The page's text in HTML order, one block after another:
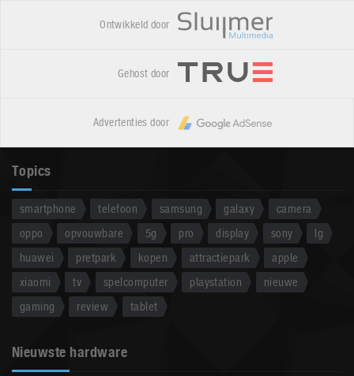
Ontwikkeld door
Gehost door
Advertenties door
Topics
smartphone telefoon samsung galaxy
camera
oppo
opvouwbare 5g pro display sony
lg
huawei
pretpark kopen attractiepark
apple
xiaomi
tv spelcomputer playstation
nieuwe
gaming
review tablet
Nieuwste hardware